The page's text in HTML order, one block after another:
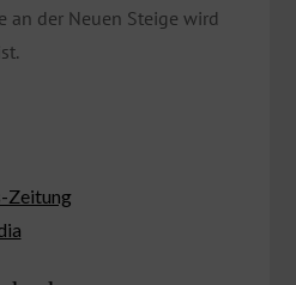
an der Neuen Steige wird
Zeitung